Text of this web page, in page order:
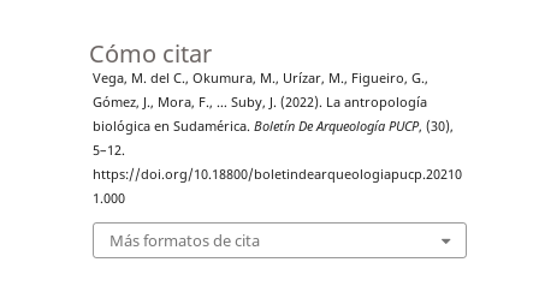
Cómo citar
Vega, M. del C., Okumura, M., Urízar, M., Figueiro, G.,
Gómez, J., Mora, F., … Suby, J. (2022). La antropología
biológica en Sudamérica. Boletín De Arqueología PUCP, (30),
5–12.
https://doi.org/10.18800/boletindearqueologiapucp.20210
1.000
Más formatos de cita